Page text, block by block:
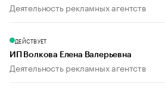
Деятельность рекламных агентств
ДЕЙСТВУЕТ
ИП Волкова Елена Валерьевна
Деятельность рекламных агентств